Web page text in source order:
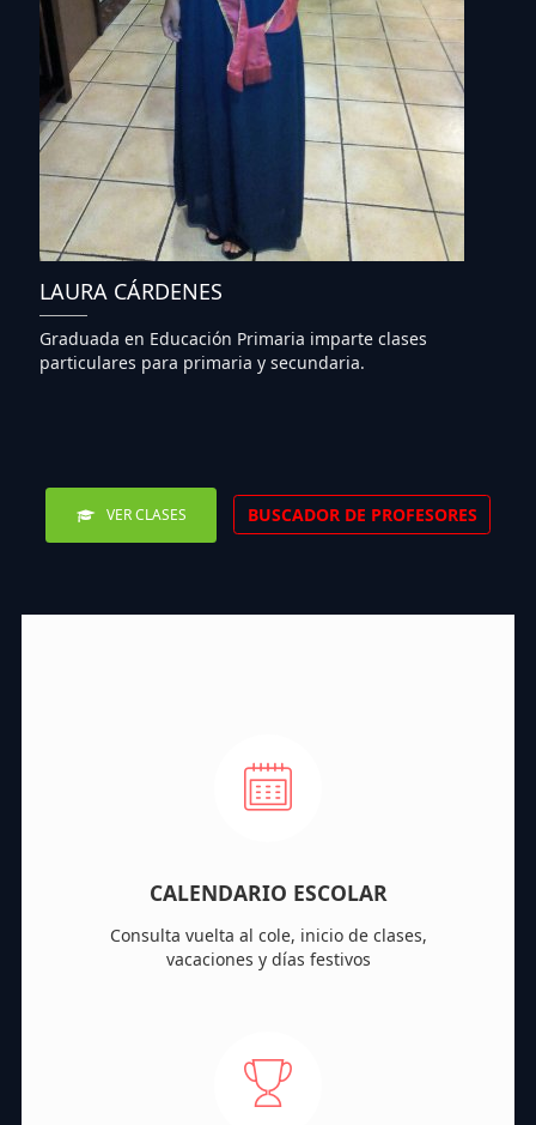
LAURA CÁRDENES
Graduada en Educación Primaria imparte clases
particulares para primaria y secundaria.
VER CLASES BUSCADOR DE PROFESORES
CALENDARIO ESCOLAR
Consulta vuelta al cole, inicio de clases,
vacaciones y días festivos